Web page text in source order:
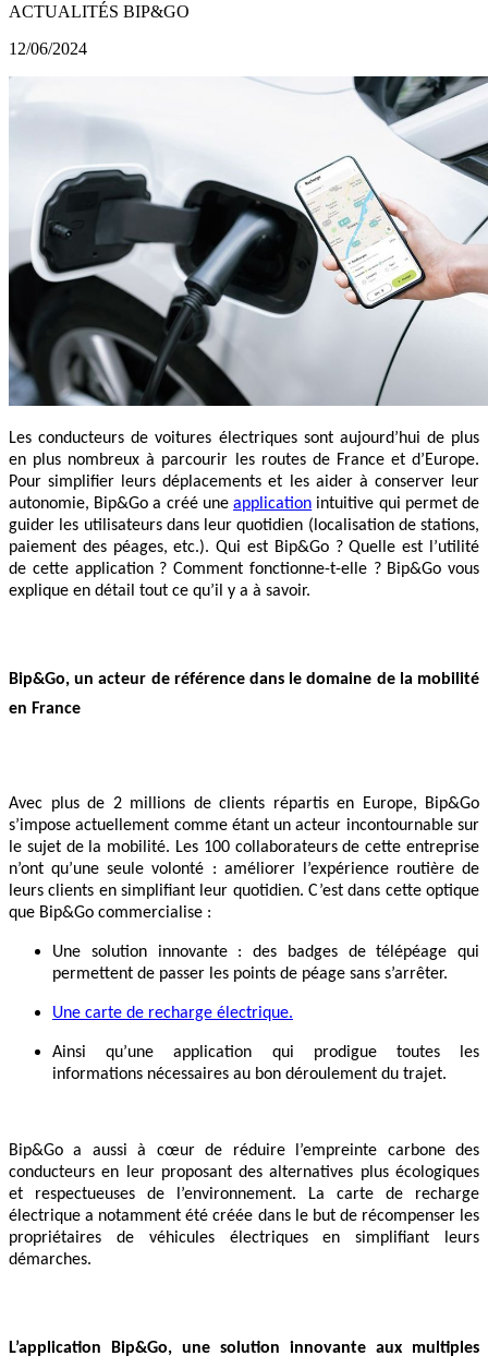
ACTUALITÉS BIP&GO
12/06/2024
Les conducteurs de voitures électriques sont aujourd’hui de plus
en plus nombreux à parcourir les routes de France et d’Europe.
Pour simplifier leurs déplacements et les aider à conserver leur
autonomie, Bip&Go a créé uneapplication intuitive qui permet de
guider les utilisateurs dans leur quotidien (localisation de stations,
paiement des péages, etc.). Qui est Bip&Go ? Quelle est l’utilité
de cette application ? Comment fonctionne-t-elle ? Bip&Go vous
explique en détail tout ce qu’il y a à savoir.
Bip&Go, un acteur de référence dans le domaine de la mobilité
en France
Avec plus de 2 millions de clients répartis en Europe, Bip&Go
s’impose actuellement comme étant un acteur incontournable sur
le sujet de la mobilité. Les 100 collaborateurs de cette entreprise
n’ont qu’une seule volonté : améliorer l’expérience routière de
leurs clients en simplifiant leur quotidien. C’est dans cette optique
que Bip&Go commercialise :
Une solution innovante : des badges de télépéage qui
permettent de passer les points de péage sans s’arrêter.
Une carte de recharge électrique.
Ainsi qu’une application qui prodigue toutes les
informations nécessaires au bon déroulement du trajet.
Bip&Go a aussi à cœur de réduire l’empreinte carbone des
conducteurs en leur proposant des alternatives plus écologiques
et respectueuses de l’environnement. La carte de recharge
électrique a notamment été créée dans le but de récompenser les
propriétaires de véhicules électriques en simplifiant leurs
démarches.
L’application Bip&Go, une solution innovante aux multiples